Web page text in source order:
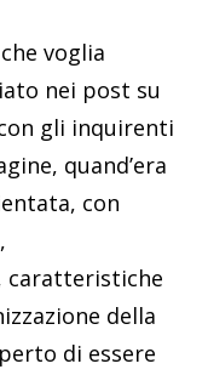
voglia
nei post su
gli inquirenti
quand’era
con
caratteristiche
della
di essere